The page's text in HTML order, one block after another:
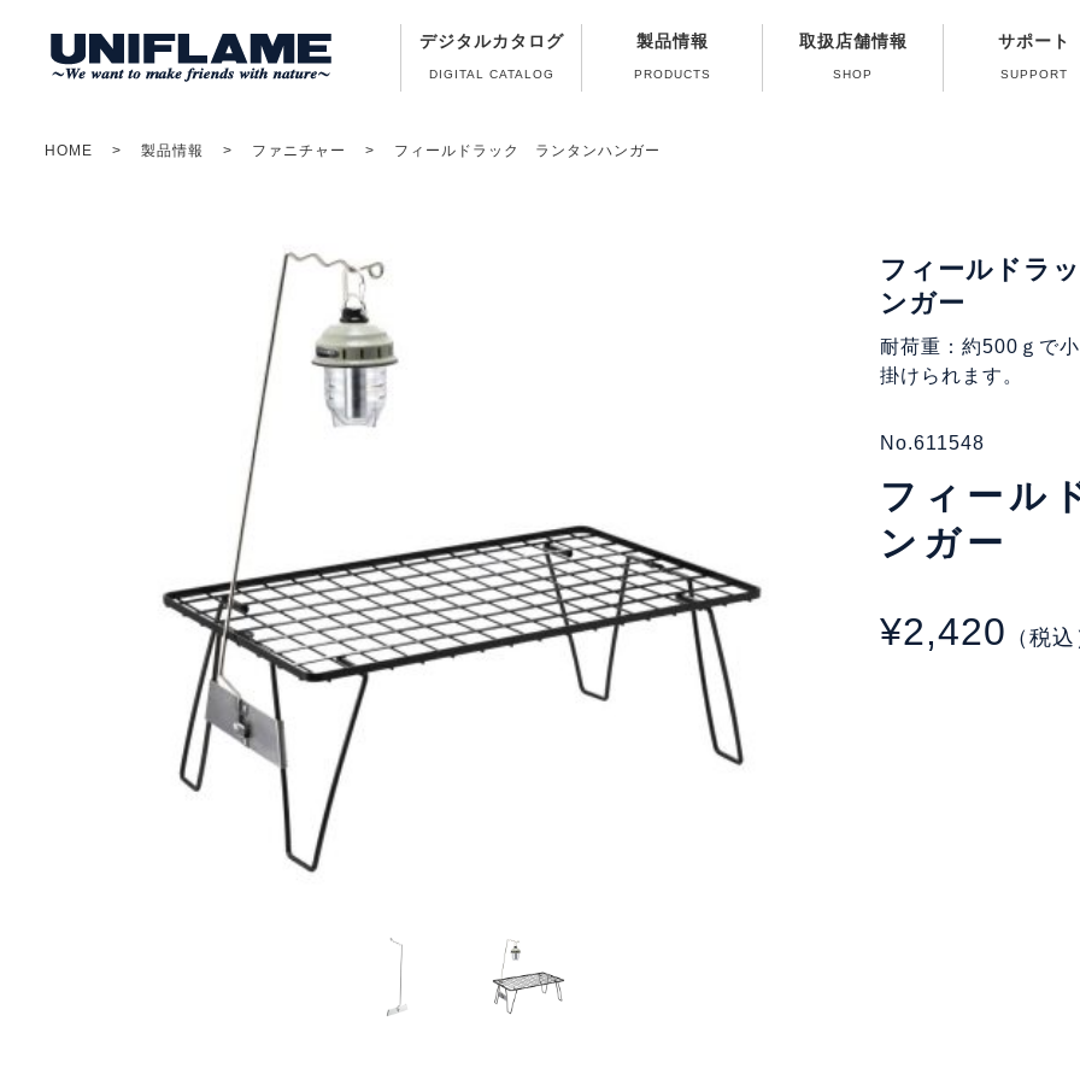
デジタルカタログ
DIGITAL CATALOG
製品情報
PRODUCTS
取扱店舗情報
SHOP
サポート
SUPPORT
HOME 製品情報 ファニチャー フィールドラック ランタンハンガー
フィールドラ
ンガー
耐荷重：約500ｇで
掛けられます。
No.611548
フィール
ンガー
¥2,420 （税